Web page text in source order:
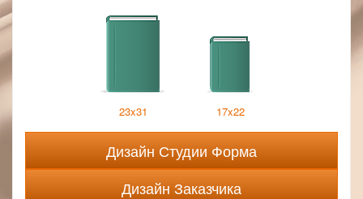
23x31 17x22
Дизайн Студии Форма
Дизайн Заказчика